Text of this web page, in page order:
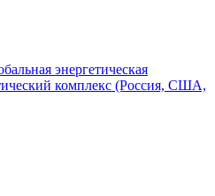
энергетическая
комплекс (Россия, США,